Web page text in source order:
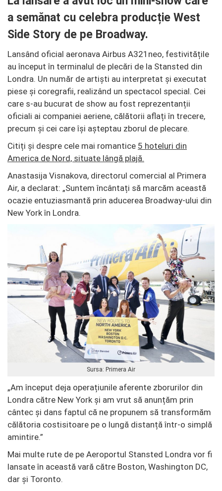
a semănat cu celebra producție West
Side Story de pe Broadway.
Lansând oficial aeronava Airbus A321neo, festivitățile
au început în terminalul de plecări de la Stansted din
Londra. Un număr de artiști au interpretat și executat
piese și coregrafii, realizând un spectacol special. Cei
care s-au bucurat de show au fost reprezentanții
oficiali ai companiei aeriene, călătorii aflați în trecere,
precum și cei care își așteptau zborul de plecare.
Citiți și despre cele mai romantice 5 hoteluri din
America de Nord, situate lângă plajă.
Anastasija Visnakova, directorul comercial al Primera
Air, a declarat: „Suntem încântați să marcăm această
ocazie entuziasmantă prin aducerea Broadway-ului din
New York în Londra.
Sursa: Primera Air
„Am început deja operațiunile aferente zborurilor din
Londra către New York și am vrut să anunțăm prin
cântec și dans faptul că ne propunem să transformăm
călătoria costisitoare pe o lungă distanță într-o simplă
amintire.”
Mai multe rute de pe Aeroportul Stansted Londra vor fi
lansate în această vară către Boston, Washington DC,
dar și Toronto.